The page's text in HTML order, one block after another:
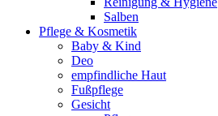
Salben
Pflege & Kosmetik
Baby & Kind
Deo
empfindliche Haut
Fußpflege
Gesicht